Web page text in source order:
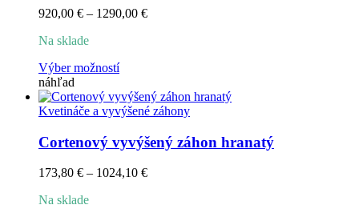
920,00 € – 1290,00 €Price
Na sklade
Výber možnostíTento
má
viacero
Možnosti
si
môžete
vybrať
náhľad
Kvetináče a vyvýšené záhony
Cortenový vyvýšený záhon hranatý
173,80 € – 1024,10 €Price
Na sklade